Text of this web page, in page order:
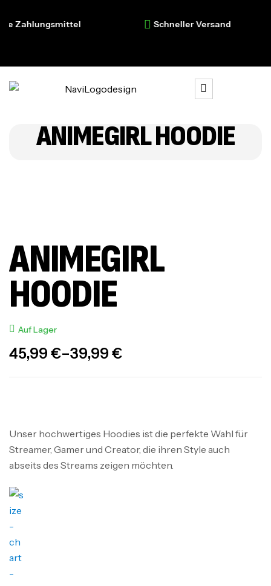
Zahlungsmittel Schneller Versand
ANIMEGIRL HOODIE
ANIMEGIRL
HOODIE
Auf Lager
39,99 €
–
45,99 €
Unser hochwertiges Hoodies ist die perfekte Wahl für
Streamer, Gamer und Creator, die ihren Style auch
abseits des Streams zeigen möchten.